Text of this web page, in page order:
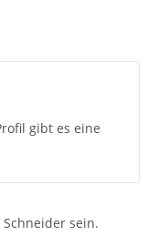
gibt es eine
sein.